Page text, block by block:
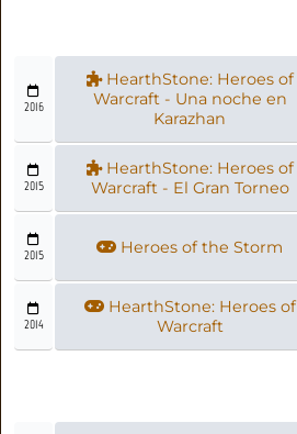
2016
HearthStone: Heroes of
Warcraft - Una noche en
Karazhan
2015
HearthStone: Heroes of
Warcraft - El Gran Torneo
2015 Heroes of the Storm
2014
HearthStone: Heroes of
Warcraft